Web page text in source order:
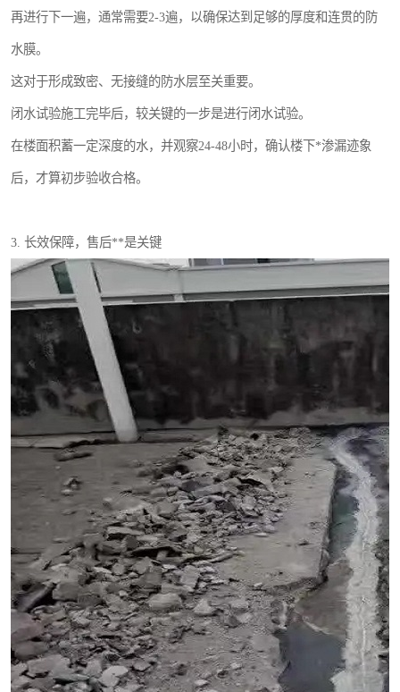
再进行下一遍，通常需要2-3遍，以确保达到足够的厚度和连贯的防
水膜。
这对于形成致密、无接缝的防水层至关重要。
闭水试验施工完毕后，较关键的一步是进行闭水试验。
在楼面积蓄一定深度的水，并观察24-48小时，确认楼下*渗漏迹象
后，才算初步验收合格。
3. 长效保障，售后**是关键